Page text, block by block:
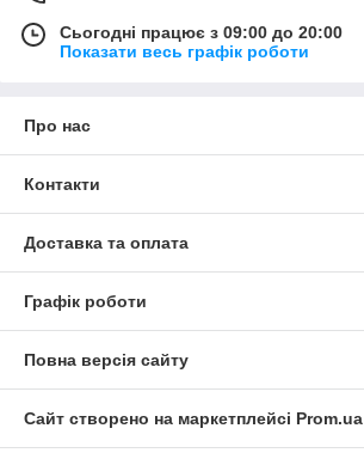
Сьогодні працює з 09:00 до 20:00
Показати весь графік роботи
Про нас
Контакти
Доставка та оплата
Графік роботи
Повна версія сайту
Сайт створено на маркетплейсі Prom.ua